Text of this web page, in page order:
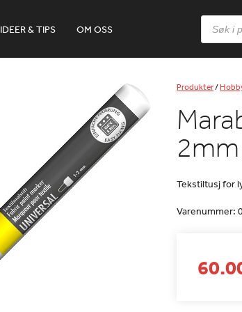
IDEER & TIPS OM OSS
Products
search
Produkter/
Tekstiltusj for
Varenummer: